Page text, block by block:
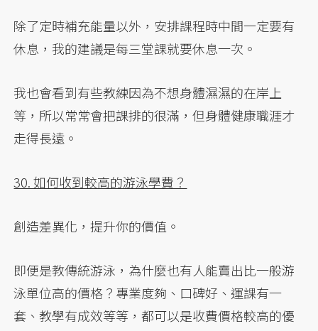
除了定時補充能量以外，安排課程時中間一定要有
休息，我的建議是每三堂課就要休息一次。
我也會看到有些教練因為不想身體濕濕的在岸上
等，所以常常會把課排的很滿，但身體健康職涯才
走得長遠。
30. 如何收到較高的游泳學費？
創造差異化，提升你的價值。
即便是教傳統游泳，為什麼也有人能賣出比一般游
泳單位高的價格？專業度夠、口碑好、運課有一
套、教學有成效等等，都可以是收費價格較高的優